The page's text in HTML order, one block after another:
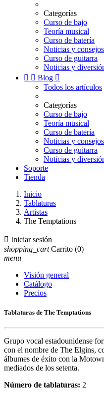
Categorías
Curso de bajo
Teoría musical
Curso de batería
Noticias y
Curso de guitarra
Noticias y
  Blog 
Todos los artículos
Categorías
Curso de bajo
Teoría musical
Curso de batería
Noticias y
Curso de guitarra
Noticias y
Soporte
Tienda
Inicio
Tablaturas
Artistas
The Temptations
 Iniciar sesión
shopping_cart Carrito (0)
menu
Visión general
Catálogo
Precios
Tablaturas de The Temptations
Grupo vocal estadounidense
con el nombre de The Elgins,
álbumes de éxito con la
mediados de los setenta.
Número de tablaturas: 2